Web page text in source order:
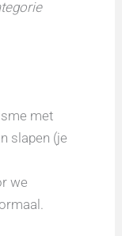
met
slapen (je
we